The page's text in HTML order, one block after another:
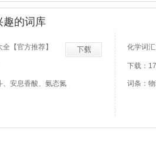
趣的词库
【官方推荐】
、安息香酸、氨态氮
化学词
下载：
词条：